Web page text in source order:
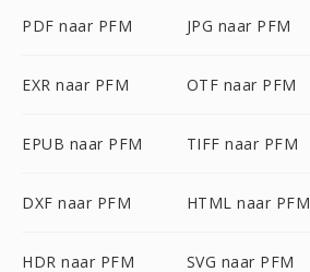
PDF naar PFM JPG naar PFM
EXR naar PFM OTF naar PFM
EPUB naar PFM TIFF naar PFM
DXF naar PFM HTML naar PFM
HDR naar PFM SVG naar PFM